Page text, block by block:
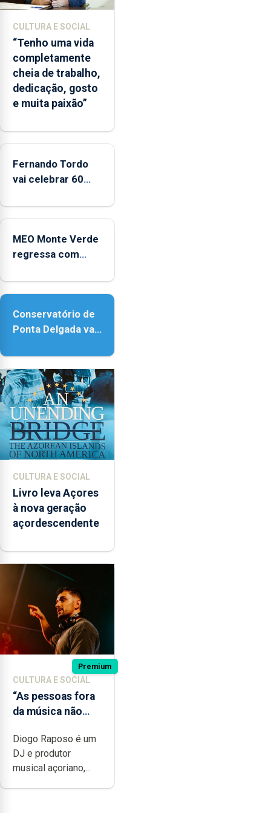
da
época
balnear
CULTURA E SOCIAL
“Tenho uma vida
completamente
cheia de trabalho,
dedicação, gosto
e muita paixão”
Fernando Tordo
vai celebrar 60
no Coliseu
MEO Monte Verde
regressa com
acessibilidade
Conservatório de
Ponta Delgada vai
instrumentos
CULTURA E SOCIAL
Livro leva Açores
à nova geração
açordescendente
Premium
CULTURA E SOCIAL
“As pessoas fora
da música não
quão difícil é
produzir uma
música”
Diogo Raposo é um
DJ e produtor
musical açoriano,...